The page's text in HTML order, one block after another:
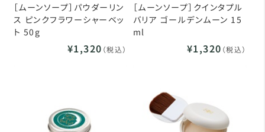
［ムーンソープ］パウダーリン
ス ピンクフラワーシャーベッ
ト 50g
¥1,320 （税込）
［ムーンソープ］クインタプル
バリア ゴールデンムーン 15
ml
¥1,320 （税込）